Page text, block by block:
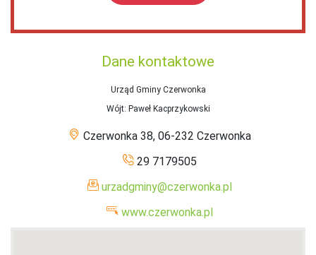
Dane kontaktowe
Urząd Gminy Czerwonka
Wójt: Paweł Kacprzykowski
Czerwonka 38, 06-232 Czerwonka
29 7179505
urzadgminy@czerwonka.pl
www.czerwonka.pl